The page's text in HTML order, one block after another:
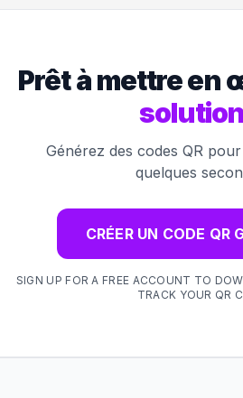
Prêt à mettre en
solution
Générez des codes QR
quelques
CRÉER UN CODE QR
SIGN UP FOR A FREE ACCOUNT TO
TRACK YOUR QR